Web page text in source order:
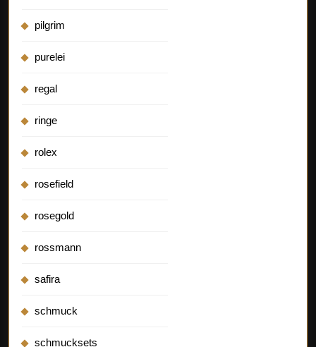
pilgrim
purelei
regal
ringe
rolex
rosefield
rosegold
rossmann
safira
schmuck
schmucksets